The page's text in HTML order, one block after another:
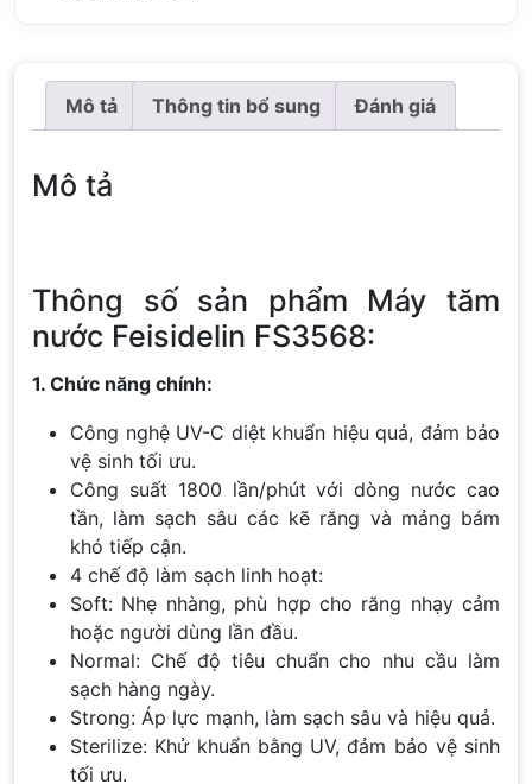
Mô tả Thông tin bổ sung Đánh giá
Mô tả
Thông số sản phẩm Máy tăm
nước Feisidelin FS3568:
1. Chức năng chính:
Công nghệ UV-C diệt khuẩn hiệu quả, đảm bảo
vệ sinh tối ưu.
Công suất 1800 lần/phút với dòng nước cao
tần, làm sạch sâu các kẽ răng và mảng bám
khó tiếp cận.
4 chế độ làm sạch linh hoạt:
Soft: Nhẹ nhàng, phù hợp cho răng nhạy cảm
hoặc người dùng lần đầu.
Normal: Chế độ tiêu chuẩn cho nhu cầu làm
sạch hàng ngày.
Strong: Áp lực mạnh, làm sạch sâu và hiệu quả.
Sterilize: Khử khuẩn bằng UV, đảm bảo vệ sinh
tối ưu.